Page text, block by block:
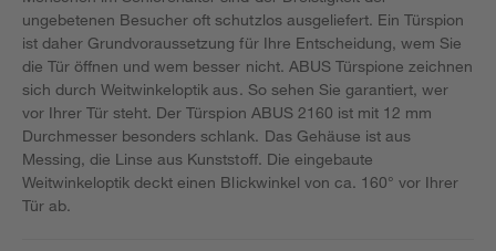
ungebetenen Besucher oft schutzlos ausgeliefert. Ein Türspion
ist daher Grundvoraussetzung für Ihre Entscheidung, wem Sie
die Tür öffnen und wem besser nicht. ABUS Türspione zeichnen
sich durch Weitwinkeloptik aus. So sehen Sie garantiert, wer
vor Ihrer Tür steht. Der Türspion ABUS 2160 ist mit 12 mm
Durchmesser besonders schlank. Das Gehäuse ist aus
Messing, die Linse aus Kunststoff. Die eingebaute
Weitwinkeloptik deckt einen Blickwinkel von ca. 160° vor Ihrer
Tür ab.